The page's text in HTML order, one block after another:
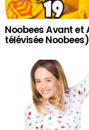
Noobees Avant et
télévisée Noobees)